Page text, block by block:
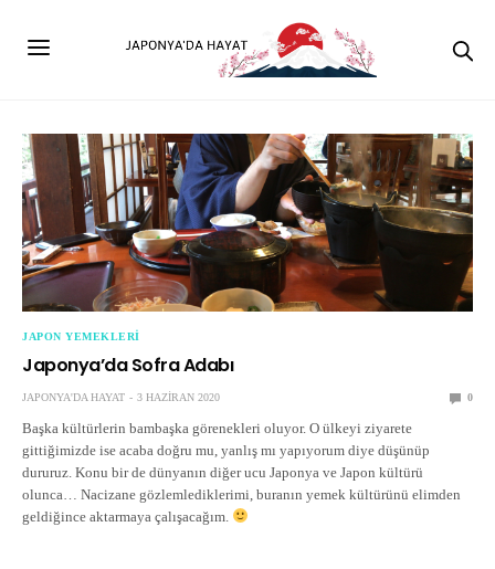
JAPON YEMEKLERI
Japonya’da Sofra Adabı
JAPONYA'DA HAYAT 3 HAZIRAN 2020 0
Başka kültürlerin bambaşka görenekleri oluyor. O ülkeyi ziyarete
gittiğimizde ise acaba doğru mu, yanlış mı yapıyorum diye düşünüp
dururuz. Konu bir de dünyanın diğer ucu Japonya ve Japon kültürü
olunca… Nacizane gözlemlediklerimi, buranın yemek kültürünü elimden
geldiğince aktarmaya çalışacağım.